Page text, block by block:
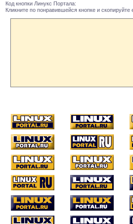
Код кнопки Линукс Портала:
Кликните по понравившейся кнопке и скопируйте